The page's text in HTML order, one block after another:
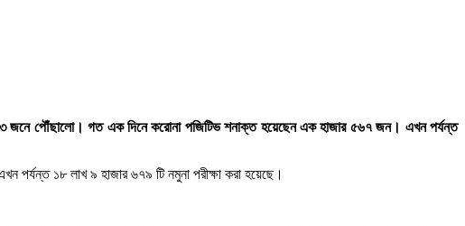
জনে পৌঁছালো। গত এক দিনে করোনা পজিটিভ শনাক্ত হয়েছেন এক হাজার ৫৬৭ জন। এখন পর্যন্ত
পর্যন্ত ১৮ লাখ ৯ হাজার ৬৭৯ টি নমুনা পরীক্ষা করা হয়েছে।